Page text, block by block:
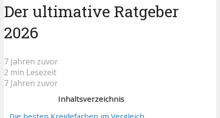
Der ultimative Ratgeber
2026
7 Jahren zuvor
2 min Lesezeit
7 Jahren zuvor
Inhaltsverzeichnis